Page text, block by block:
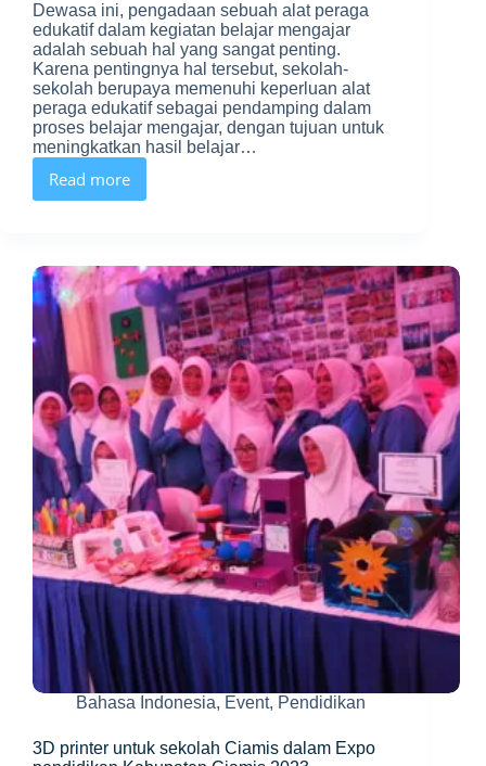
Dewasa ini, pengadaan sebuah alat peraga
edukatif dalam kegiatan belajar mengajar
adalah sebuah hal yang sangat penting.
Karena pentingnya hal tersebut, sekolah-
sekolah berupaya memenuhi keperluan alat
peraga edukatif sebagai pendamping dalam
proses belajar mengajar, dengan tujuan untuk
meningkatkan hasil belajar…
Read more
Mencetak
Alat
dengan
3D
Printing
Bahasa Indonesia, Event, Pendidikan
3D printer untuk sekolah Ciamis dalam Expo